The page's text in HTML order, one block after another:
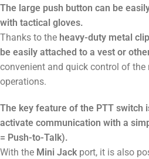
The large push button can be
with tactical gloves.
Thanks to the heavy-duty metal
be easily attached to a vest or
convenient and quick control of
operations.
The key feature of the PTT switch
activate communication with a
= Push-to-Talk).
With the Mini Jackport, it is also